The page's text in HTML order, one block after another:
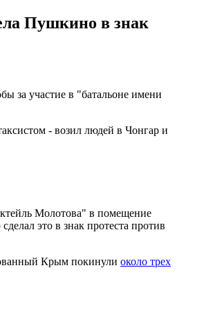
Пушкино в знак
за участие в "батальоне имени
- возил людей в Чонгар и
Молотова" в помещение
это в знак протеста против
Крым покинули около трех